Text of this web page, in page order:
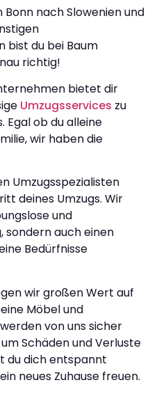
nach Slowenien und
bist du bei Baum
richtig!
bietet dir
Umzugsservices zu
Egal ob du alleine
wir haben die
Umzugsspezialisten
deines Umzugs. Wir
und
auch einen
Bedürfnisse
wir großen Wert auf
Möbel und
von uns sicher
Schäden und Verluste
du dich entspannt
neues Zuhause freuen.